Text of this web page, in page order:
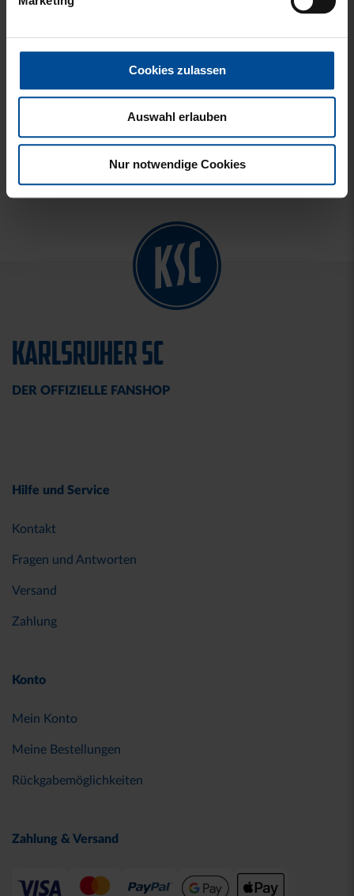
Cookies zulassen
Auswahl erlauben
Nur notwendige Cookies
GRAU 900ML
44,95 €
KARLSRUHER SC
DER OFFIZIELLE FANSHOP
Hilfe und Service
Kontakt
Fragen und Antworten
Versand
Zahlung
Konto
Mein Konto
Meine Bestellungen
Rückgabemöglichkeiten
Zahlung & Versand